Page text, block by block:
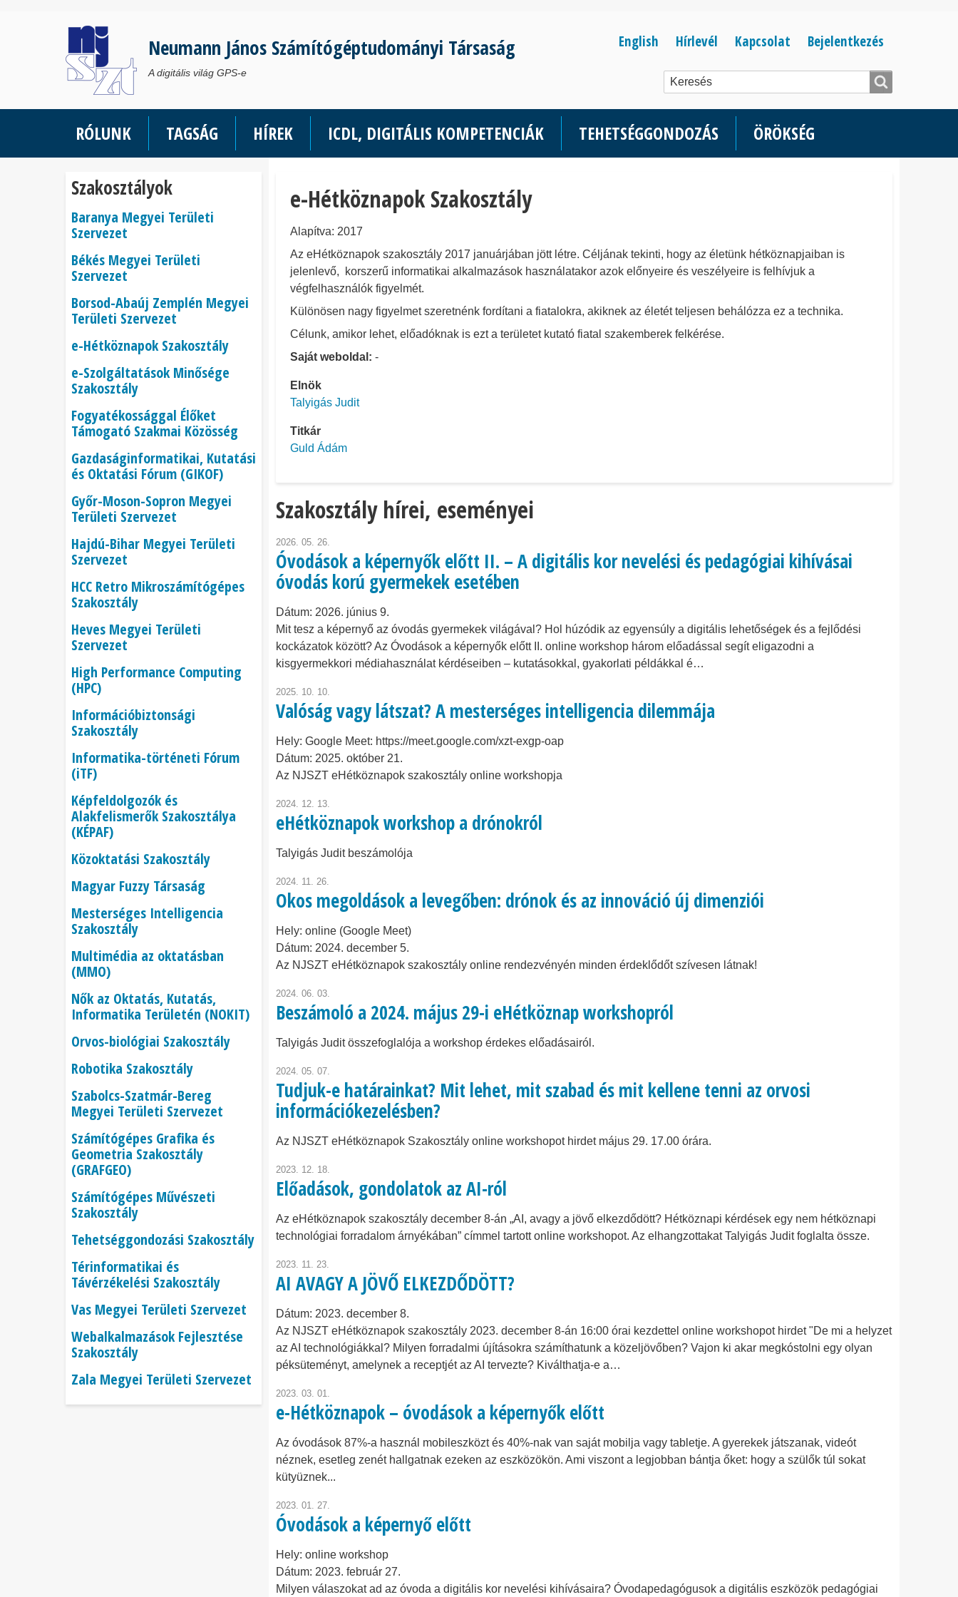
Neumann János Számítógéptudományi Társaság
A digitális világ GPS-e
Bejelentkezés
menüje
Bejelentkezés
English Hírlevél Kapcsolat
RÓLUNK TAGSÁG HÍREK ICDL, DIGITÁLIS KOMPETENCIÁK TEHETSÉGGONDOZÁS ÖRÖKSÉG
e-Hétköznapok Szakosztály
Alapítva: 2017
Az eHétköznapok szakosztály 2017 januárjában jött létre. Céljának tekinti, hogy az életünk hétköznapjaiban is
jelenlevő, korszerű informatikai alkalmazások használatakor azok előnyeire és veszélyeire is felhívjuk a
végfelhasználók figyelmét.
Különösen nagy figyelmet szeretnénk fordítani a fiatalokra, akiknek az életét teljesen behálózza ez a technika.
Célunk, amikor lehet, előadóknak is ezt a területet kutató fiatal szakemberek felkérése.
Saját weboldal: -
Elnök
Talyigás Judit
Titkár
Guld Ádám
Szakosztály hírei, eseményei
2026. 05. 26.
Óvodások a képernyők előtt II. – A digitális kor nevelési és pedagógiai kihívásai
óvodás korú gyermekek esetében
Dátum: 2026. június 9.
Mit tesz a képernyő az óvodás gyermekek világával? Hol húzódik az egyensúly a digitális lehetőségek és a fejlődési
kockázatok között? Az Óvodások a képernyők előtt II. online workshop három előadással segít eligazodni a
kisgyermekkori médiahasználat kérdéseiben – kutatásokkal, gyakorlati példákkal é…
2025. 10. 10.
Valóság vagy látszat? A mesterséges intelligencia dilemmája
Hely: Google Meet: https://meet.google.com/xzt-exgp-oap
Dátum: 2025. október 21.
Az NJSZT eHétköznapok szakosztály online workshopja
2024. 12. 13.
eHétköznapok workshop a drónokról
Talyigás Judit beszámolója
2024. 11. 26.
Okos megoldások a levegőben: drónok és az innováció új dimenziói
Hely: online (Google Meet)
Dátum: 2024. december 5.
Az NJSZT eHétköznapok szakosztály online rendezvényén minden érdeklődőt szívesen látnak!
2024. 06. 03.
Beszámoló a 2024. május 29-i eHétköznap workshopról
Talyigás Judit összefoglalója a workshop érdekes előadásairól.
2024. 05. 07.
Tudjuk-e határainkat? Mit lehet, mit szabad és mit kellene tenni az orvosi
információkezelésben?
Az NJSZT eHétköznapok Szakosztály online workshopot hirdet május 29. 17.00 órára.
2023. 12. 18.
Előadások, gondolatok az AI-ról
Az eHétköznapok szakosztály december 8-án „AI, avagy a jövő elkezdődött? Hétköznapi kérdések egy nem hétköznapi
technológiai forradalom árnyékában” címmel tartott online workshopot. Az elhangzottakat Talyigás Judit foglalta össze.
2023. 11. 23.
AI AVAGY A JÖVŐ ELKEZDŐDÖTT?
Dátum: 2023. december 8.
Az NJSZT eHétköznapok szakosztály 2023. december 8-án 16:00 órai kezdettel online workshopot hirdet "De mi a helyzet
az AI technológiákkal? Milyen forradalmi újításokra számíthatunk a közeljövőben? Vajon ki akar megkóstolni egy olyan
péksüteményt, amelynek a receptjét az AI tervezte? Kiválthatja-e a…
2023. 03. 01.
e-Hétköznapok – óvodások a képernyők előtt
Az óvodások 87%-a használ mobileszközt és 40%-nak van saját mobilja vagy tabletje. A gyerekek játszanak, videót
néznek, esetleg zenét hallgatnak ezeken az eszközökön. Ami viszont a legjobban bántja őket: hogy a szülők túl sokat
kütyüznek...
2023. 01. 27.
Óvodások a képernyő előtt
Hely: online workshop
Dátum: 2023. február 27.
Milyen válaszokat ad az óvoda a digitális kor nevelési kihívásaira? Óvodapedagógusok a digitális eszközök pedagógiai
Szakosztályok
Baranya Megyei Területi
Szervezet
Békés Megyei Területi
Szervezet
Borsod-Abaúj Zemplén Megyei
Területi Szervezet
e-Hétköznapok Szakosztály
e-Szolgáltatások Minősége
Szakosztály
Fogyatékossággal Élőket
Támogató Szakmai Közösség
Gazdaságinformatikai, Kutatási
és Oktatási Fórum (GIKOF)
Győr-Moson-Sopron Megyei
Területi Szervezet
Hajdú-Bihar Megyei Területi
Szervezet
HCC Retro Mikroszámítógépes
Szakosztály
Heves Megyei Területi
Szervezet
High Performance Computing
(HPC)
Információbiztonsági
Szakosztály
Informatika-történeti Fórum
(iTF)
Képfeldolgozók és
Alakfelismerők Szakosztálya
(KÉPAF)
Közoktatási Szakosztály
Magyar Fuzzy Társaság
Mesterséges Intelligencia
Szakosztály
Multimédia az oktatásban
(MMO)
Nők az Oktatás, Kutatás,
Informatika Területén (NOKIT)
Orvos-biológiai Szakosztály
Robotika Szakosztály
Szabolcs-Szatmár-Bereg
Megyei Területi Szervezet
Számítógépes Grafika és
Geometria Szakosztály
(GRAFGEO)
Számítógépes Művészeti
Szakosztály
Tehetséggondozási Szakosztály
Térinformatikai és
Távérzékelési Szakosztály
Vas Megyei Területi Szervezet
Webalkalmazások Fejlesztése
Szakosztály
Zala Megyei Területi Szervezet